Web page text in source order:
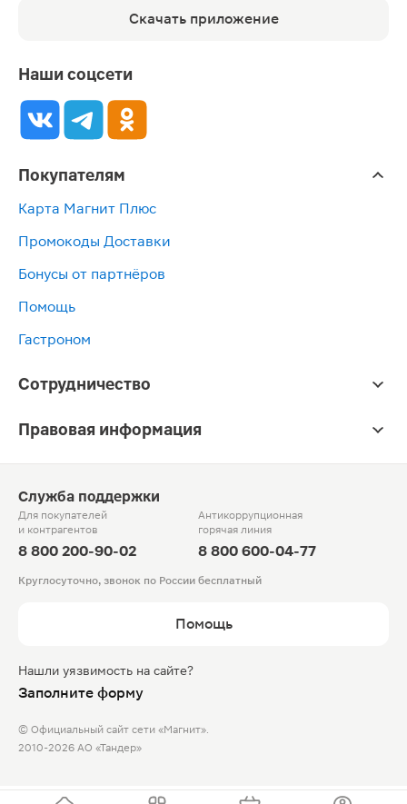
Скачать приложение
Наши соцсети
Покупателям
Карта Магнит Плюс
Промокоды Доставки
Бонусы от партнёров
Помощь
Гастроном
Сотрудничество
Правовая информация
Служба поддержки
Для покупателей
и контрагентов
8 800 200-90-02
Антикоррупционная
горячая линия
8 800 600-04-77
Круглосуточно, звонок по России бесплатный
Помощь
Нашли уязвимость на сайте?
Заполните форму
© Официальный сайт сети «Магнит».
2010-2026 АО «Тандер»